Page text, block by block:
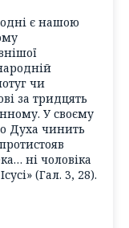
є нашою
чи
за тридцять
У своєму
Духа чинить
ні чоловіка
(Гал. 3, 28).